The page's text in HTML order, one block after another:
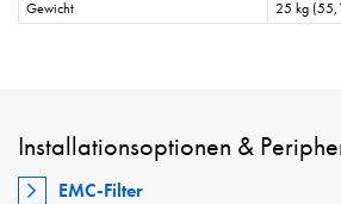
Gewicht
25 kg
Installationsoptionen &
EMC-Filter